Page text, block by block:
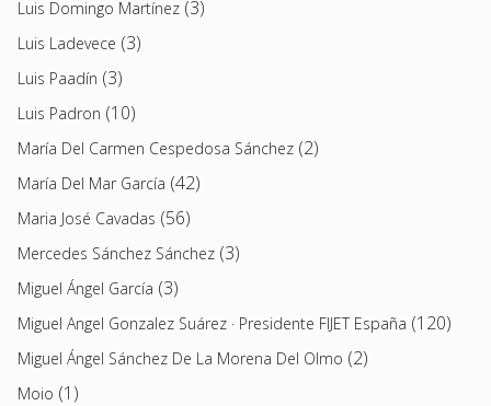
Luis Domingo Martínez (3)
Luis Ladevece (3)
Luis Paadín (3)
Luis Padron (10)
María Del Carmen Cespedosa Sánchez (2)
María Del Mar García (42)
Maria José Cavadas (56)
Mercedes Sánchez Sánchez (3)
Miguel Ángel García (3)
Miguel Angel Gonzalez Suárez · Presidente FIJET España (120)
Miguel Ángel Sánchez De La Morena Del Olmo (2)
Moio (1)